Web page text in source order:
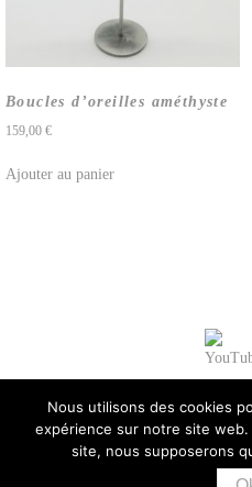
Boucles d’oreilles améthyste
159,00 €
Ajouter au panier
Nous utilisons des cookies
expérience sur notre site
site, nous supposerons